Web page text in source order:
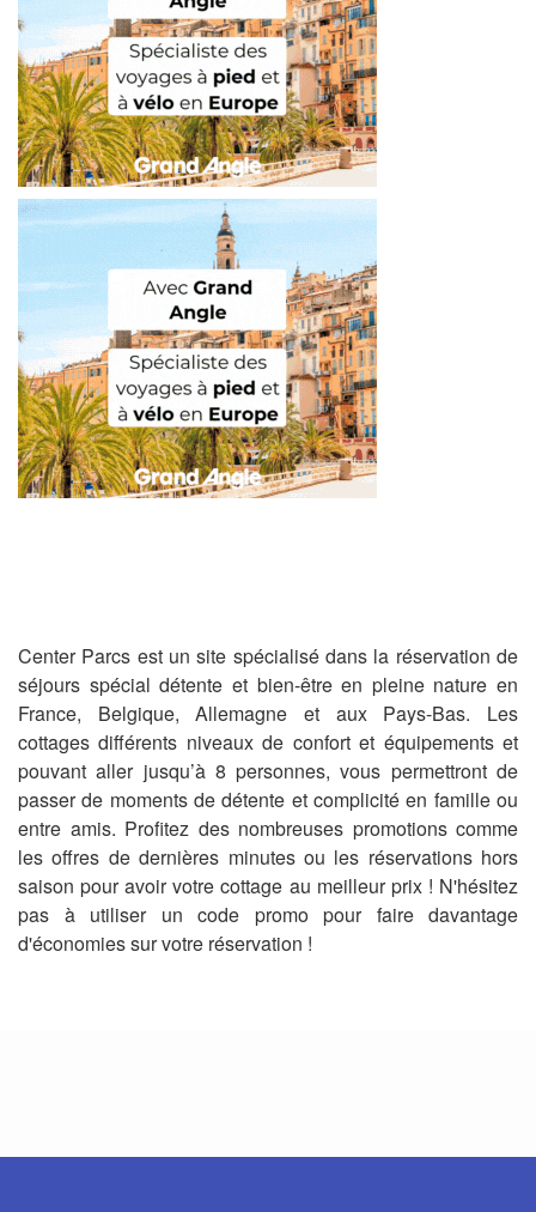
Center Parcs est un site spécialisé dans la réservation de
séjours spécial détente et bien-être en pleine nature en
France, Belgique, Allemagne et aux Pays-Bas. Les
cottages différents niveaux de confort et équipements et
pouvant aller jusqu’à 8 personnes, vous permettront de
passer de moments de détente et complicité en famille ou
entre amis. Profitez des nombreuses promotions comme
les offres de dernières minutes ou les réservations hors
saison pour avoir votre cottage au meilleur prix ! N'hésitez
pas à utiliser un code promo pour faire davantage
d'économies sur votre réservation !